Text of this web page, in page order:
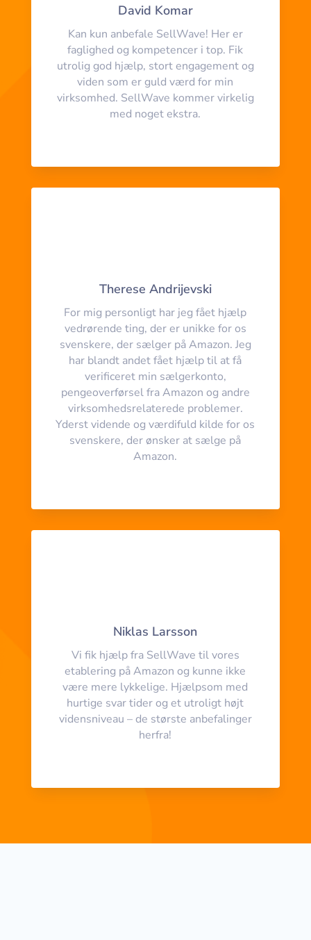
David Komar
Kan kun anbefale SellWave! Her er
faglighed og kompetencer i top. Fik
utrolig god hjælp, stort engagement og
viden som er guld værd for min
virksomhed. SellWave kommer virkelig
med noget ekstra.
Therese Andrijevski
For mig personligt har jeg fået hjælp
vedrørende ting, der er unikke for os
svenskere, der sælger på Amazon. Jeg
har blandt andet fået hjælp til at få
verificeret min sælgerkonto,
pengeoverførsel fra Amazon og andre
virksomhedsrelaterede problemer.
Yderst vidende og værdifuld kilde for os
svenskere, der ønsker at sælge på
Amazon.
Niklas Larsson
Vi fik hjælp fra SellWave til vores
etablering på Amazon og kunne ikke
være mere lykkelige. Hjælpsom med
hurtige svar tider og et utroligt højt
vidensniveau – de største anbefalinger
herfra!